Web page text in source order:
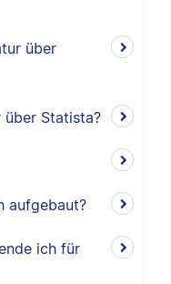
über
Statista?
aufgebaut?
ich für